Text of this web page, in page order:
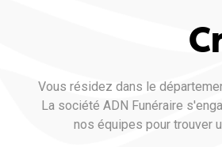
Vous résidez dans le
La société ADN Funéraire
nos équipes pour trouver